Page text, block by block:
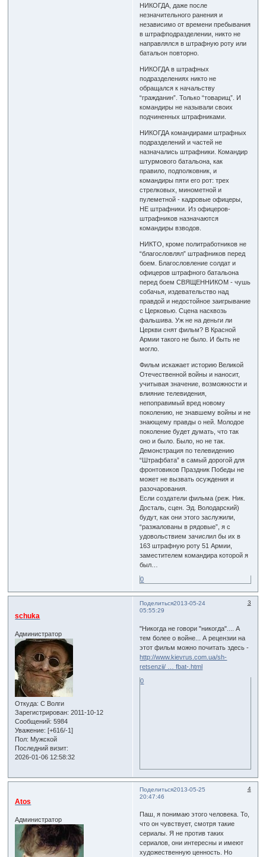
НИКОГДА, даже после
незначительного ранения и
независимо от времени пребывания
в штрафподразделении, никто не
направлялся в штрафную роту или
батальон повторно.
НИКОГДА в штрафных
подразделениях никто не
обращался к начальству
“гражданин”. Только “товарищ”. И
командиры не называли своих
подчиненных штрафниками.
НИКОГДА командирами штрафных
подразделений и частей не
назначались штрафники. Командир
штурмового батальона, как
правило, подполковник, и
командиры пяти его рот: трех
стрелковых, минометной и
пулеметной - кадровые офицеры,
НЕ штрафники. Из офицеров-
штрафников назначаются
командиры взводов.
НИКТО, кроме политработников не
“благословлял” штрафников перед
боем. Благословление солдат и
офицеров штрафного батальона
перед боем СВЯЩЕННИКОМ - чушь
собачья, издевательство над
правдой и недостойное заигрывание
с Церковью. Сцена насквозь
фальшива. Уж не на деньги ли
Церкви снят фильм? В Красной
Армии такого не было. И быть не
могло.
Фильм искажает историю Великой
Отечественной войны и наносит,
учитывая значение, возможности и
влияние телевидения,
непоправимый вред новому
поколению, не знавшему войны и не
знающему правды о ней. Молодое
поколение будет думать, что так
оно и было. Было, но не так.
Демонстрация по телевидению
“Штрафбата” в самый дорогой для
фронтовиков Праздник Победы не
может не вызвать осуждения и
разочарования.
Если создатели фильма (реж. Ник.
Досталь, сцен. Эд. Володарский)
будут, как они этого заслужили,
“разжалованы в рядовые”, я с
удовольствием зачислил бы их в
163 штрафную роту 51 Армии,
заместителем командира которой я
был…
0
Поделиться 3
2013-05-24
05:55:29
schuka
Администратор
Откуда: С Волги
Зарегистрирован: 2011-10-12
Сообщений: 5984
Уважение: [+616/-1]
Пол: Мужской
Последний визит:
2026-01-06 12:58:32
"Никогда не говори "никогда".... А
тем более о войне... А рецензии на
этот фильм можно почитать здесь -
http://www.kievrus.com.ua/sh-
retsenzii/ … fbat-.html
0
Поделиться 4
2013-05-25
20:47:46
Atos
Администратор
Паш, я понимаю этого человека. То,
что он чувствует, смотря такие
сериалы. Я не против таких
сериалов, они интересны и имеют
художественную ценность. Но